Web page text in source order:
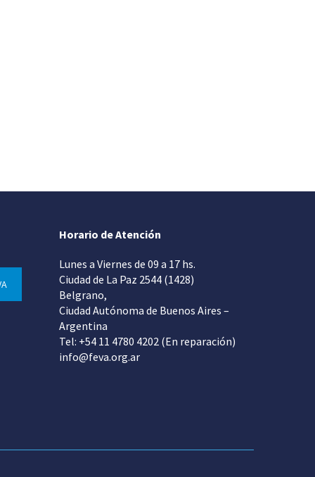
Horario de Atención
Lunes a Viernes de 09 a 17 hs.
Ciudad de La Paz 2544 (1428)
Belgrano,
Ciudad Autónoma de Buenos Aires –
Argentina
Tel: +54 11 4780 4202 (En reparación)
info@feva.org.ar